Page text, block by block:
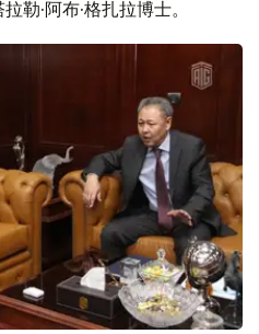
勒·阿布·格扎拉博士。